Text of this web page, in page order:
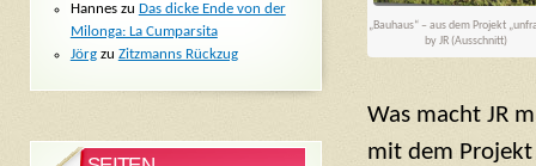
„Bauhaus“ – aus dem Projekt
by JR (Ausschnitt)
Was macht JR
mit dem Projekt
Hanneszu Das dicke Ende von der
Milonga: La Cumparsita
Jörgzu Zitzmanns Rückzug